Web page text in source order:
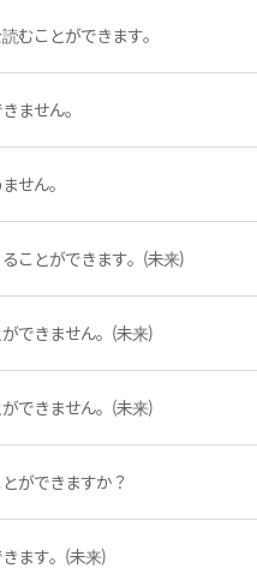
むことができます。
ません。
せん。
ことができます。(未来)
できません。(未来)
できません。(未来)
ができますか？
ます。(未来)